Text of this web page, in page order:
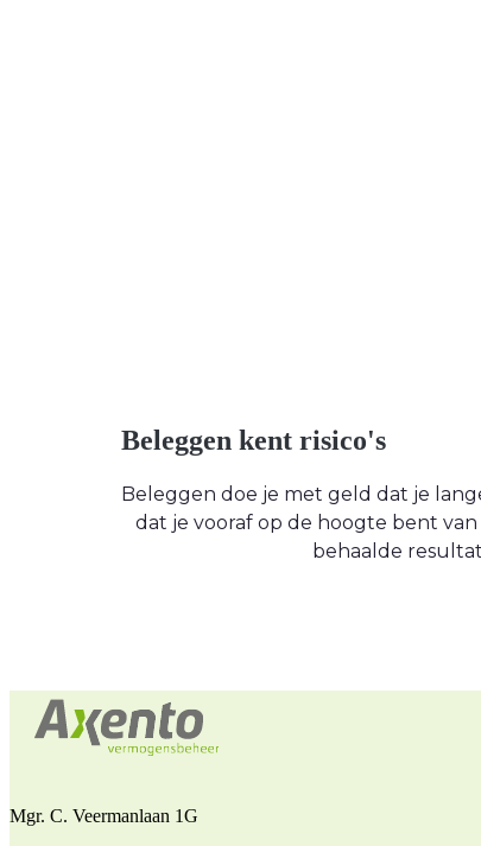
Beleggen kent risico's
Beleggen doe je met geld dat je
dat je vooraf op de hoogte bent
behaalde
Mgr. C. Veermanlaan 1G